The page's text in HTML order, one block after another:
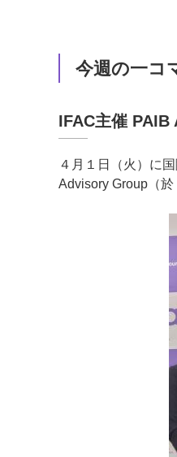
今週の一コ
IFAC主催
４月１日（火）に
Advisory Group（